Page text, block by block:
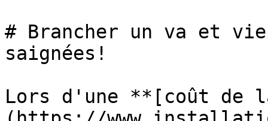
# Brancher un va et
saignées!
Lors d'une **[coût de